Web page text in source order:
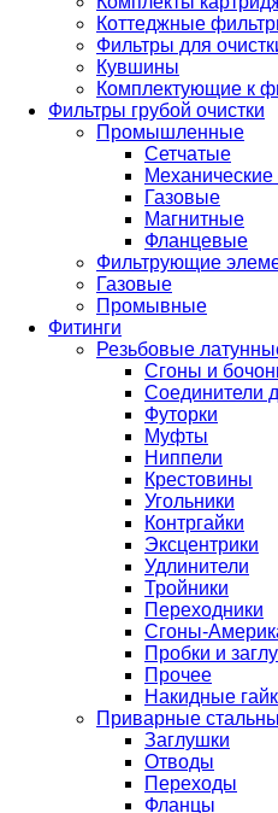
Коттеджные
Фильтры для
Кувшины
Комплектующие к
Фильтры грубой очистки
Промышленные
Сетчатые
Механические
Газовые
Магнитные
Фланцевые
Фильтрующие
Газовые
Промывные
Фитинги
Резьбовые
Сгоны и
Соединители
Футорки
Муфты
Ниппели
Крестовины
Угольники
Контргайки
Эксцентрики
Удлинители
Тройники
Переходники
Сгоны-
Пробки и
Прочее
Накидные
Приварные
Заглушки
Отводы
Переходы
Фланцы